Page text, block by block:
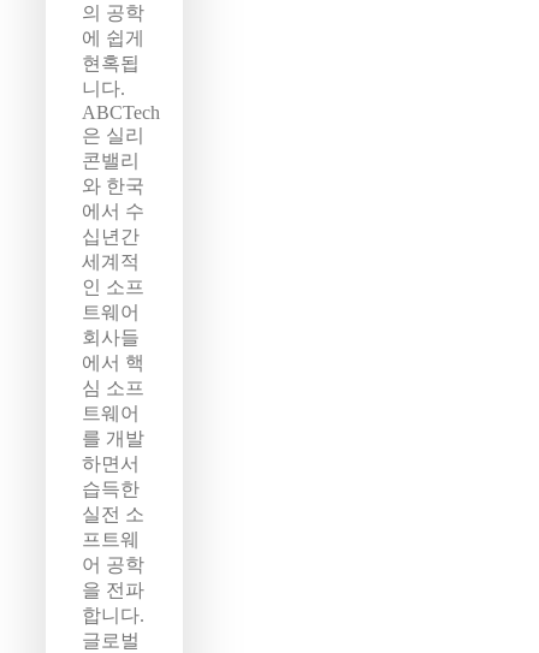
의 공학
에 쉽게
현혹됩
니다.
ABCTech
은 실리
콘밸리
와 한국
에서 수
십년간
세계적
인 소프
트웨어
회사들
에서 핵
심 소프
트웨어
를 개발
하면서
습득한
실전 소
프트웨
어 공학
을 전파
합니다.
글로벌